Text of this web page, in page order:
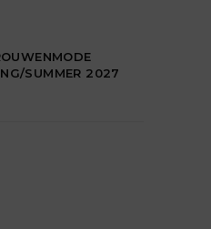
SUMMER 2027